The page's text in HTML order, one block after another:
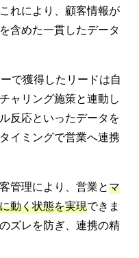
れにより、顧客情報が
含めた一貫したデータ
で獲得したリードは自
ャリング施策と連動し
反応といったデータを
イミングで営業へ連携
管理により、営業とマ
動く状態を実現できま
ズレを防ぎ、連携の精